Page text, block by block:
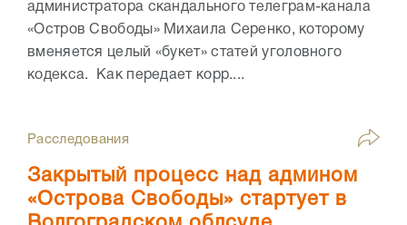
администратора скандального телеграм-канала
«Остров Свободы» Михаила Серенко, которому
вменяется целый «букет» статей уголовного
кодекса. Как передает корр....
Расследования
Закрытый процесс над админом
«Острова Свободы» стартует в